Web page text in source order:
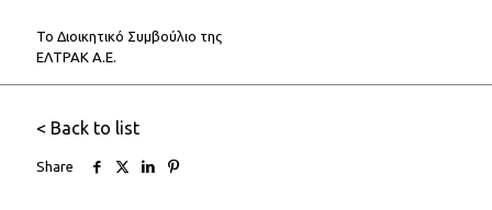
Το Διοικητικό Συμβούλιο της
ΕΛΤΡΑΚ Α.Ε.
< Back to list
Share